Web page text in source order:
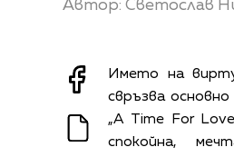
Автор: Светослав
Името на
свръзва
„A Time For
спокойна,